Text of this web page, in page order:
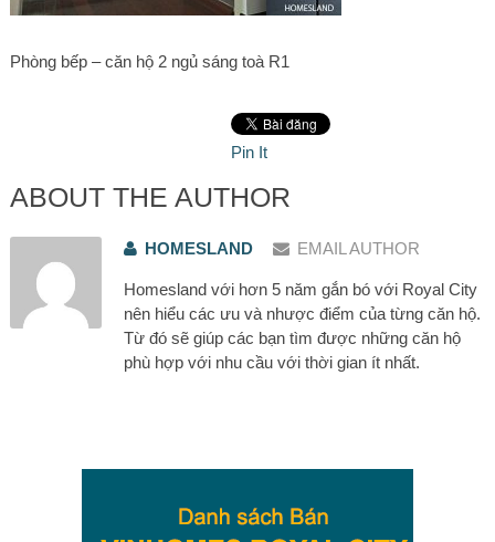
Phòng bếp – căn hộ 2 ngủ sáng toà R1
Pin It
ABOUT THE AUTHOR
HOMESLAND EMAIL AUTHOR
Homesland với hơn 5 năm gắn bó với Royal City
nên hiểu các ưu và nhược điểm của từng căn hộ.
Từ đó sẽ giúp các bạn tìm được những căn hộ
phù hợp với nhu cầu với thời gian ít nhất.